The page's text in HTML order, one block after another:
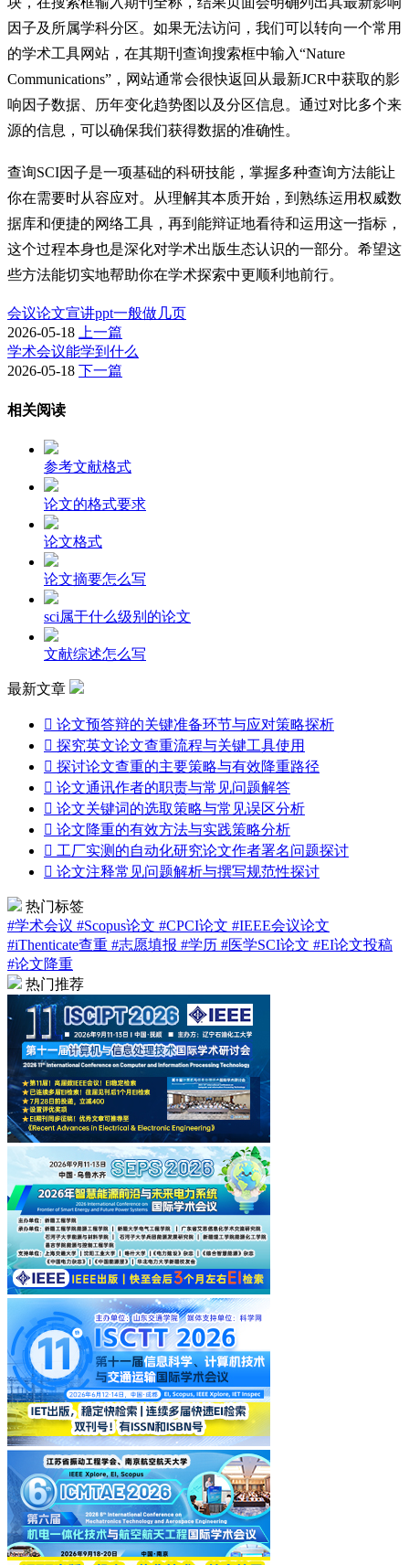
因子及所属学科分区。如果无法访问，我们可以转向一个常用
的学术工具网站，在其期刊查询搜索框中输入“Nature
Communications”，网站通常会很快返回从最新JCR中获取的影
响因子数据、历年变化趋势图以及分区信息。通过对比多个来
源的信息，可以确保我们获得数据的准确性。
查询SCI因子是一项基础的科研技能，掌握多种查询方法能让
你在需要时从容应对。从理解其本质开始，到熟练运用权威数
据库和便捷的网络工具，再到能辩证地看待和运用这一指标，
这个过程本身也是深化对学术出版生态认识的一部分。希望这
些方法能切实地帮助你在学术探索中更顺利地前行。
会议论文宣讲ppt一般做几页
2026-05-18 上一篇
学术会议能学到什么
2026-05-18 下一篇
相关阅读
参考文献格式
论文的格式要求
论文格式
论文摘要怎么写
sci属于什么级别的论文
文献综述怎么写
最新文章
 论文预答辩的关键准备环节与应对策略探析
 探究英文论文查重流程与关键工具使用
 探讨论文查重的主要策略与有效降重路径
 论文通讯作者的职责与常见问题解答
 论文关键词的选取策略与常见误区分析
 论文降重的有效方法与实践策略分析
 工厂实测的自动化研究论文作者署名问题探讨
 论文注释常见问题解析与撰写规范性探讨
热门标签
#学术会议 #Scopus论文 #CPCI论文 #IEEE会议论文
#iThenticate查重 #志愿填报 #学历 #医学SCI论文 #EI论文投稿
#论文降重
热门推荐